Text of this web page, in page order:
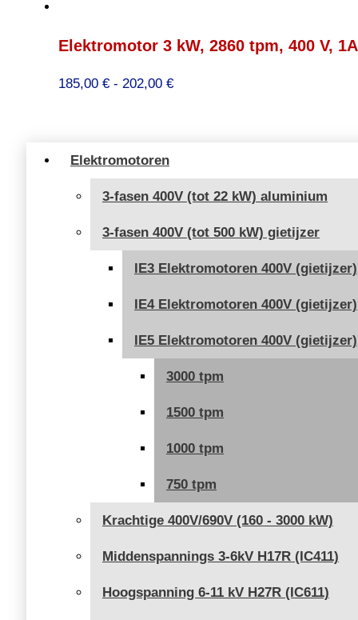
Elektromotoren
3-fasen 400V (tot 22 kW) aluminium
3-fasen 400V (tot 500 kW) gietijzer
IE3 Elektromotoren 400V (gietijzer)
IE4 Elektromotoren 400V (gietijzer)
IE5 Elektromotoren 400V (gietijzer)
3000 tpm
1500 tpm
1000 tpm
750 tpm
Krachtige 400V/690V (160 - 3000 kW)
Middenspannings 3-6kV H17R (IC411)
Hoogspanning 6-11 kV H27R (IC611)
Elektromotor 3 kW, 2860 tpm, 400 V,
185,00 € - 202,00 €Prijsklasse: